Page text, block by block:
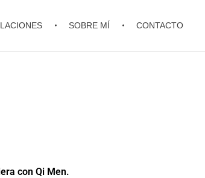
SOBRE MÍ CONTACTO
con Qi Men.